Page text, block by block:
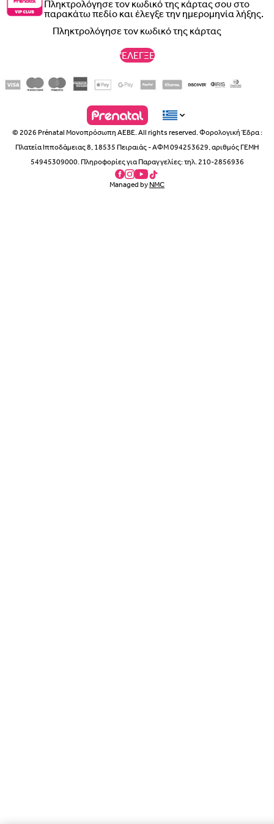
Πληκτρολόγησε τον κωδικό της κάρτας σου στο
παρακάτω πεδίο και έλεγξε την ημερομηνία λήξης.
'ΕΛΕΓΞΕ
© 2026 Prénatal Μονοπρόσωπη ΑΕΒΕ. All rights reserved. Φορολογική Έδρα :
Πλατεία Ιπποδάμειας 8, 18535 Πειραιάς - ΑΦΜ 094253629, αριθμός ΓΕΜΗ
54945309000. Πληροφορίες για Παραγγελίες: τηλ. 210-2856936
Managed byNMC